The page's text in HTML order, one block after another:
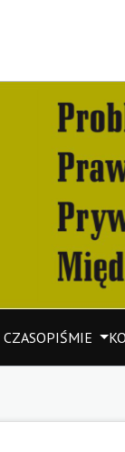
CZASOPIŚMIE